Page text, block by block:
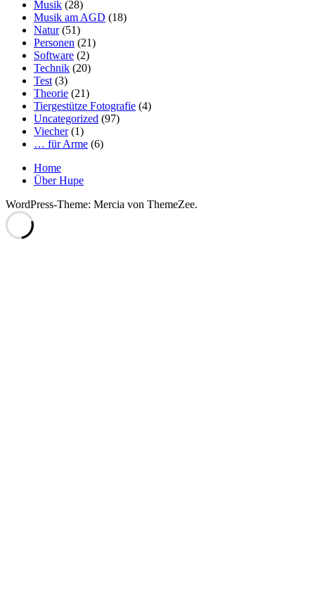
Musik (28)
Musik am AGD (18)
Natur(51)
Personen (21)
Software (2)
Technik (20)
Test (3)
Theorie (21)
Tiergestütze Fotografie (4)
Uncategorized (97)
Viecher(1)
… für Arme (6)
Home
Über Hupe
WordPress-Theme: Mercia von ThemeZee.